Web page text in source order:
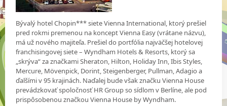
Bývalý hotel Chopin*** siete Vienna International, ktorý prešiel
pred rokmi premenou na koncept Vienna Easy (vrátane názvu),
má už nového majiteľa. Prešiel do portfólia najväčšej hotelovej
franchisingovej siete – Wyndham Hotels & Resorts, ktorý sa
„skrýva“ za značkami Sheraton, Hilton, Holiday Inn, Ibis Styles,
Mercure, Mövenpick, Dorint, Steigenberger, Pullman, Adagio a
ďalšími v 95 krajinách. Naďalej bude však značku Vienna House
prevádzkovať spoločnosť HR Group so sídlom v Berlíne, ale pod
prispôsobenou značkou Vienna House by Wyndham.